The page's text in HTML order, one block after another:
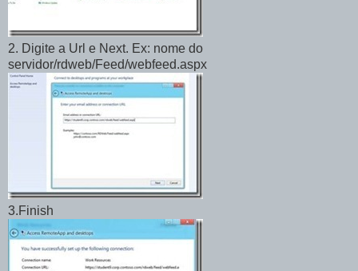
2. Digite a Url e Next. Ex: nome do
servidor/rdweb/Feed/webfeed.aspx
3.Finish